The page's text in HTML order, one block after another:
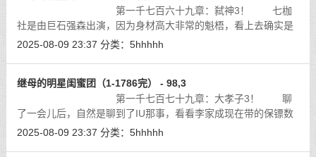
第一千七百六十九章：弑神3！ 七枷
社是由巨石强森出演，因为身材高大非常的魁梧，看上去确实是
压迫感干足，尤其是在他觉醒为了干枯大地之后，整个人表现的
2025-08-09 23:37 分类： 5hhhhh
继母的明星闺蜜团（1-1786完） - 98,3
第一千七百七十九章：大孝子3！ 聊
了一会儿后，自然是聊到了IU那事，看看李家成现在带的保镖数
量就知道他其实也挺怕的，他们是专门打电话了解过神宫杀人
2025-08-09 23:37 分类： 5hhhhh